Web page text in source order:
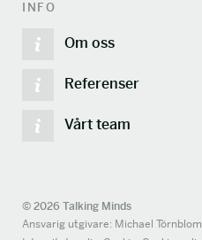
INFO
Om oss
Referenser
Vårt team
© 2026 Talking Minds
Ansvarig utgivare: Michael Törnblom